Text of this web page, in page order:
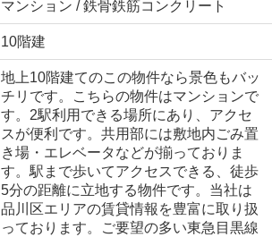
マンション / 鉄骨鉄筋コンクリート
10階建
地上10階建てのこの物件なら景色もバッ
チリです。こちらの物件はマンションで
す。2駅利用できる場所にあり、アクセ
スが便利です。共用部には敷地内ごみ置
き場・エレベータなどが揃っておりま
す。駅まで歩いてアクセスできる、徒歩
5分の距離に立地する物件です。当社は
品川区エリアの賃貸情報を豊富に取り扱
っております。ご要望の多い東急目黒線